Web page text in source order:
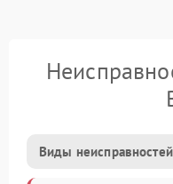
Виды неисправностей